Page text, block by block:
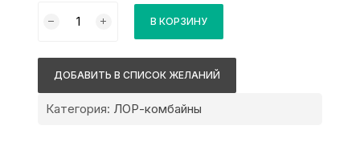
товара
В КОРЗИНУ
ДОБАВИТЬ В СПИСОК ЖЕЛАНИЙ
Категория: ЛОР-комбайны